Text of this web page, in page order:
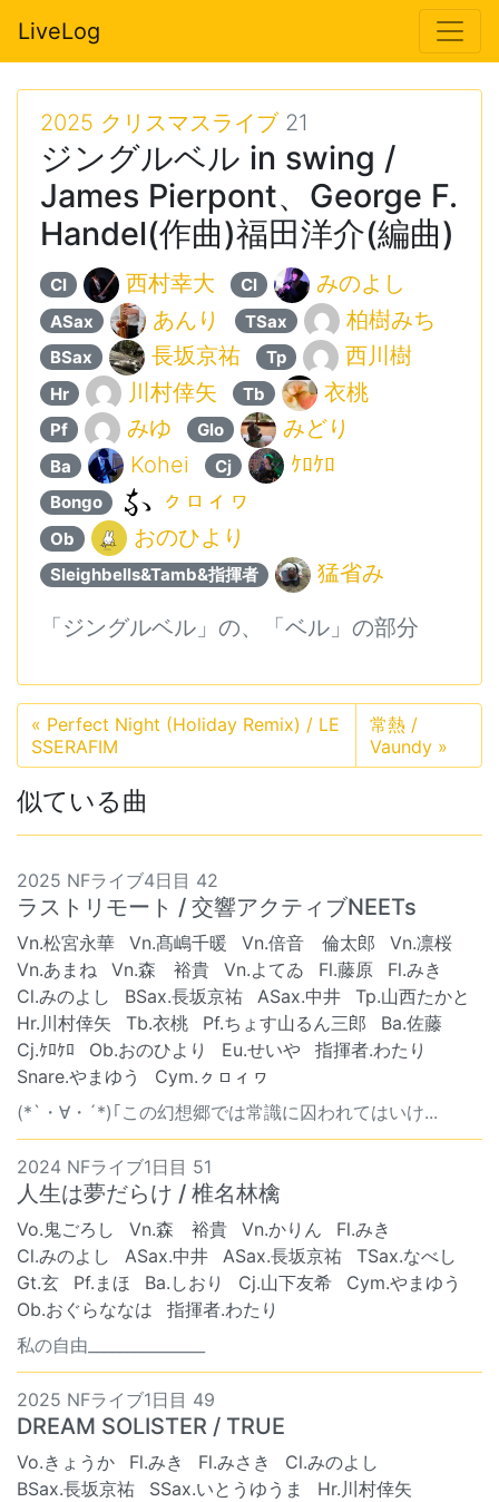
LiveLog
2025 クリスマスライブ21
ジングルベル in swing /
James Pierpont、George F.
Handel(作曲)福田洋介(編曲)
Cl 西村幸大 Cl みのよし
ASax あんり TSax 柏樹みち
BSax 長坂京祐 Tp 西川樹
Hr 川村倖矢 Tb 衣桃
Pf みゆ Glo みどり
Ba Kohei Cj ｹﾛｹﾛ
Bongo ㇰㇿィヮ
Ob おのひより
Sleighbells&Tamb&指揮者 猛省み
「ジングルベル」の、「ベル」の部分
« Perfect Night (Holiday Remix) / LE
SSERAFIM
常熱 /
Vaundy »
似ている曲
2025 NFライブ4日目 42
ラストリモート / 交響アクティブNEETs
Vn.松宮永華 Vn.髙嶋千暖 Vn.倍音 倫太郎
Vn.凛桜
Vn.あまね
Vn.森 裕貴 Vn.よてゐ Fl.藤原
Fl.みき
Cl.みのよし
BSax.長坂京祐 ASax.中井
Tp.山西たかと
Hr.川村倖矢
Tb.衣桃 Pf.ちょす山るん三郎
Ba.佐藤
Cj.ｹﾛｹﾛ
Ob.おのひより Eu.せいや
指揮者.わたり
Snare.やまゆう
Cym.ㇰㇿィヮ
(*`・∀・´*)｢この幻想郷では常識に囚われてはいけ...
2024 NFライブ1日目 51
人生は夢だらけ / 椎名林檎
Vo.鬼ごろし Vn.森 裕貴 Vn.かりん
Fl.みき
Cl.みのよし
ASax.中井 ASax.長坂京祐
TSax.なべし
Gt.玄
Pf.まほ Ba.しおり Cj.山下友希
Cym.やまゆう
Ob.おぐらななは
指揮者.わたり
私の自由_______________
2025 NFライブ1日目 49
DREAM SOLISTER / TRUE
Vo.きょうか Fl.みき Fl.みさき
Cl.みのよし
BSax.長坂京祐
SSax.いとうゆうま
Hr.川村倖矢